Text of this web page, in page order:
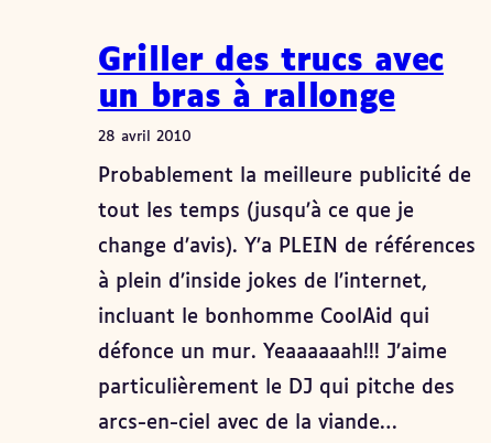
Griller des trucs avec
un bras à rallonge
28 avril 2010
Probablement la meilleure publicité de
tout les temps (jusqu’à ce que je
change d’avis). Y’a PLEIN de références
à plein d’inside jokes de l’internet,
incluant le bonhomme CoolAid qui
défonce un mur. Yeaaaaaah!!! J’aime
particulièrement le DJ qui pitche des
arcs-en-ciel avec de la viande…